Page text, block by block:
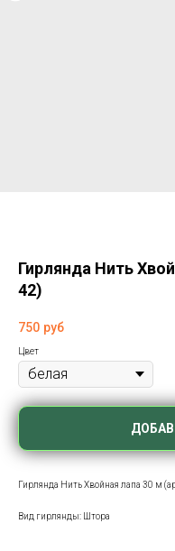
Гирлянда Нить
42)
750 руб
Цвет
Гирлянда Нить Хвойная лапа 30 м
Вид гирлянды: Штора